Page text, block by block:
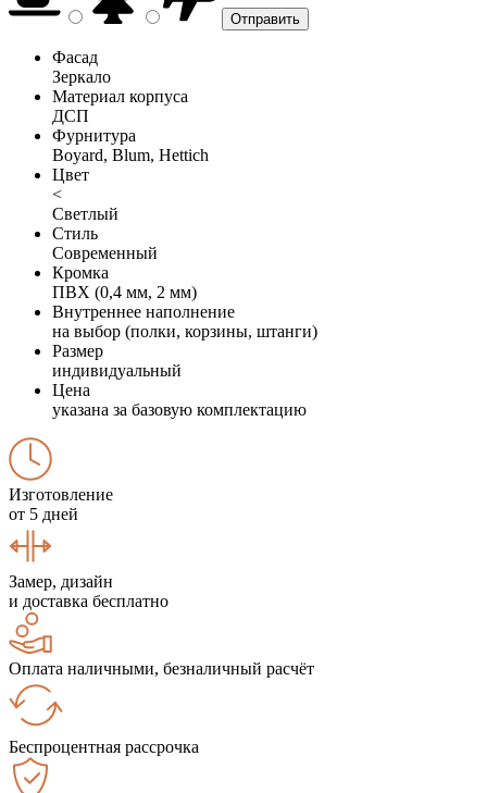
Фасад
Зеркало
Материал корпуса
ДСП
Фурнитура
Boyard, Blum, Hettich
Цвет
<
Светлый
Стиль
Современный
Кромка
ПВХ (0,4 мм, 2 мм)
Внутреннее наполнение
на выбор (полки, корзины, штанги)
Размер
индивидуальный
Цена
указана за базовую комплектацию
Изготовление
от 5 дней
Замер, дизайн
и доставка бесплатно
Оплата наличными, безналичный расчёт
Беспроцентная рассрочка